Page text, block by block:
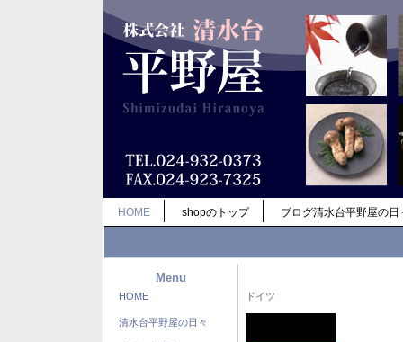
HOME shopのトップ ブログ清水台平野屋の日
Menu
HOME
清水台平野屋の日々
ドイツ